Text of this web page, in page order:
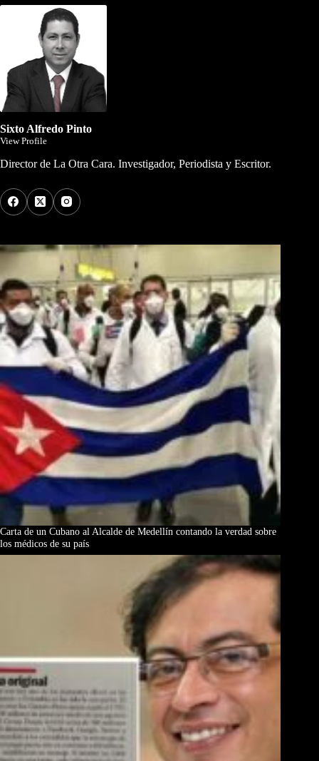
Sixto Alfredo Pinto
View Profile
Director de La Otra Cara. Investigador, Periodista y Escritor.
Carta de un Cubano al Alcalde de Medellín contando la verdad sobre
los médicos de su país